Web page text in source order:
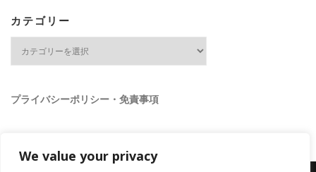
We value your privacy
カテゴリー
ー
プライバシーポリシー・免責事項